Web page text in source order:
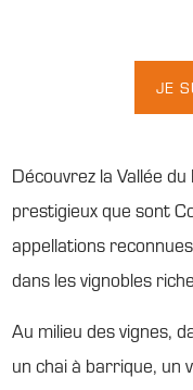
JE
Découvrez la Vallée
prestigieux que sont
appellations
dans les vignobles
Au milieu des vignes,
un chai à barrique, un